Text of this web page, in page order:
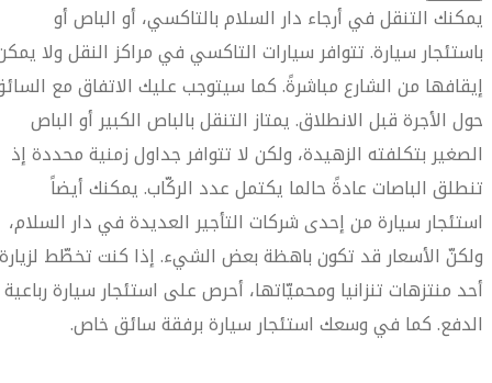
يمكنك التنقل في أرجاء دار السلام بالتاكسي، أو الباص أو
باستئجار سيارة. تتوافر سيارات التاكسي في مراكز النقل ولا
إيقافها من الشارع مباشرةً. كما سيتوجب عليك الاتفاق مع
حول الأجرة قبل الانطلاق. يمتاز التنقل بالباص الكبير أو الباص
الصغير بتكلفته الزهيدة، ولكن لا تتوافر جداول زمنية محددة إذ
تنطلق الباصات عادةً حالما يكتمل عدد الركّاب. يمكنك أيضاً
استئجار سيارة من إحدى شركات التأجير العديدة في دار السلام،
ولكنّ الأسعار قد تكون باهظة بعض الشيء. إذا كنت تخطّط لزيارة
أحد منتزهات تنزانيا ومحميّاتها، أحرص على استئجار سيارة رباعية
الدفع. كما في وسعك استئجار سيارة برفقة سائق خاص.